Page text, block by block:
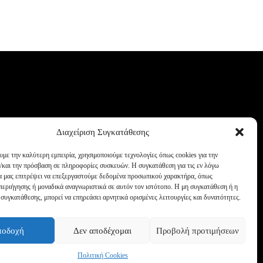
Διαχείριση Συγκατάθεσης
την καλύτερη εμπειρία, χρησιμοποιούμε τεχνολογίες όπως cookies για την
την πρόσβαση σε πληροφορίες συσκευών. Η συγκατάθεση για τις εν λόγω
μας επιτρέψει να επεξεργαστούμε δεδομένα προσωπικού χαρακτήρα, όπως
ή μοναδικά αναγνωριστικά σε αυτόν τον ιστότοπο. Η μη συγκατάθεση ή η
μπορεί να επηρεάσει αρνητικά ορισμένες λειτουργίες και δυνατότητες.
Δεν αποδέχομαι Προβολή προτιμήσεων
Πολιτική Cookies